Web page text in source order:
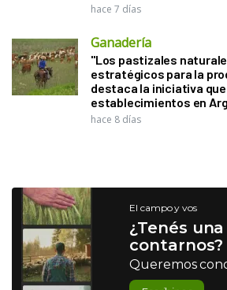
hace 7 días
Ganadería
"Los pastizales
estratégicos para la
destaca la iniciativa que
establecimientos en
hace 8 días
El campo y vos
¿Tenés
contarnos?
Queremos